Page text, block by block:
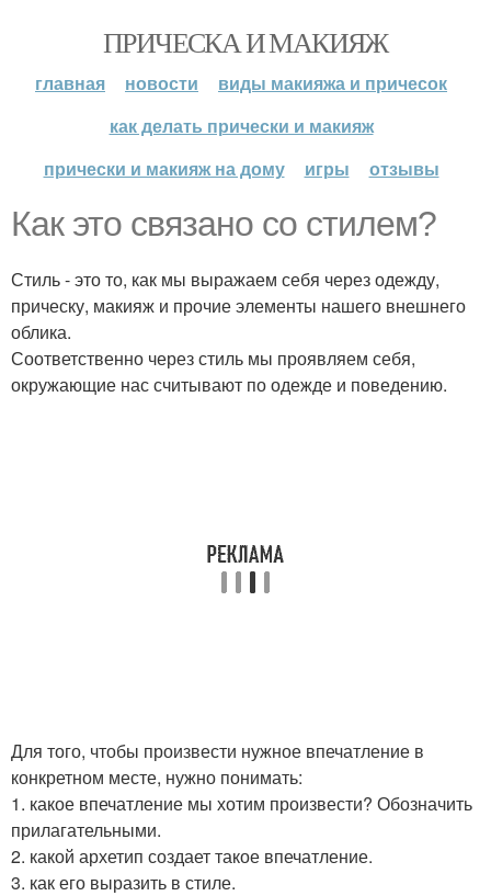
ПРИЧЕСКА И МАКИЯЖ
главная новости
виды макияжа и причесок
как делать прически и макияж
прически и макияж на дому
игры отзывы
Как это связано со стилем?
Стиль - это то, как мы выражаем себя через одежду,
прическу, макияж и прочие элементы нашего внешнего
облика.
Соответственно через стиль мы проявляем себя,
окружающие нас считывают по одежде и поведению.
Для того, чтобы произвести нужное впечатление в
конкретном месте, нужно понимать:
1. какое впечатление мы хотим произвести? Обозначить
прилагательными.
2. какой архетип создает такое впечатление.
3. как его выразить в стиле.